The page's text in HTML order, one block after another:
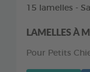
15 lamelles -
LAMELLES À
Pour Petits